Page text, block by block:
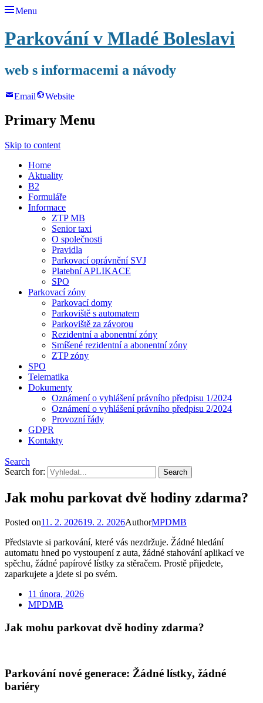
Menu
Parkování v Mladé Boleslavi
web s informacemi a návody
Email Website
Primary Menu
Skip to content
Home
Aktuality
B2
Formuláře
Informace
ZTP MB
Senior taxi
O společnosti
Pravidla
Parkovací oprávnění SVJ
Platební APLIKACE
SPO
Parkovací zóny
Parkovací domy
Parkoviště s automatem
Parkoviště za závorou
Rezidentní a abonentní zóny
Smíšené rezidentní a abonentní zóny
ZTP zóny
SPO
Telematika
Dokumenty
Oznámení o vyhlášení právního předpisu 1/2024
Oznámení o vyhlášení právního předpisu 2/2024
Provozní řády
GDPR
Kontakty
Search
Search for:
Jak mohu parkovat dvě hodiny zdarma?
Posted on11. 2. 202619. 2. 2026AuthorMPDMB
Představte si parkování, které vás nezdržuje. Žádné hledání
automatu hned po vystoupení z auta, žádné stahování aplikací ve
spěchu, žádné papírové lístky za stěračem. Prostě přijedete,
zaparkujete a jdete si po svém.
11 února, 2026
MPDMB
Jak mohu parkovat dvě hodiny zdarma?
Parkování nové generace: Žádné lístky, žádné
bariéry